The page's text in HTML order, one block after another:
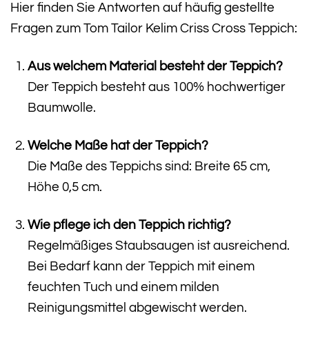
Hier finden Sie Antworten auf häufig gestellte
Fragen zum Tom Tailor Kelim Criss Cross Teppich:
Aus welchem Material besteht der Teppich?
Der Teppich besteht aus 100% hochwertiger
Baumwolle.
Welche Maße hat der Teppich?
Die Maße des Teppichs sind: Breite 65 cm,
Höhe 0,5 cm.
Wie pflege ich den Teppich richtig?
Regelmäßiges Staubsaugen ist ausreichend.
Bei Bedarf kann der Teppich mit einem
feuchten Tuch und einem milden
Reinigungsmittel abgewischt werden.